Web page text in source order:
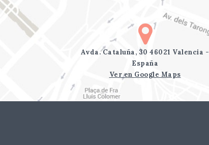
Avda. Cataluña, 30 46021 Valencia -
España
Ver en Google Maps